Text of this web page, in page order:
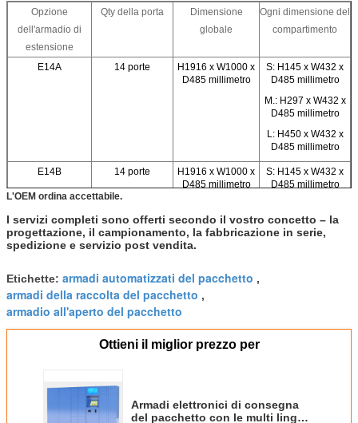
Opzione
dell'armadio di
estensione
Qty della porta
Dimensione
globale
Ogni dimensione del
compartimento
E14A 14 porte
H1916 x W1000 x
D485 millimetro
S: H145 x W432 x
D485 millimetro
M.: H297 x W432 x
D485 millimetro
L: H450 x W432 x
D485 millimetro
E14B 14 porte
H1916 x W1000 x
D485 millimetro
S: H145 x W432 x
D485 millimetro
D485 millimetro
XL: H602 x W432 x
E16A 16 porte
H1916 x W1000 x
D485 millimetro
M.: H297 x W432 x
L'OEM ordina accettabile.
I servizi completi sono offerti secondo il vostro concetto – la
progettazione, il campionamento, la fabbricazione in serie,
spedizione e servizio post vendita.
Etichette: armadi automatizzati del pacchetto ,
armadi della raccolta del pacchetto ,
armadio all'aperto del pacchetto
Ottieni il miglior prezzo per
Armadi elettronici di consegna
del pacchetto con le multi lingue